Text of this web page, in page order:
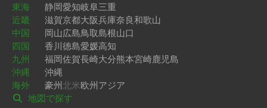
東海
静岡愛知岐阜三重
近畿
滋賀京都大阪兵庫奈良和歌山
中国
岡山広島鳥取島根山口
四国
香川徳島愛媛高知
九州
福岡佐賀長崎大分熊本宮崎鹿児島
沖縄
沖縄
海外
豪州北米欧州アジア
地図で探す